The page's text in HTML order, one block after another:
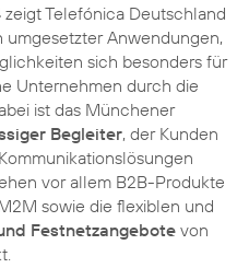
zeigt Telefónica Deutschland
Anwendungen,
sich besonders für
Unternehmen durch die
ist das Münchener
Begleiter, der Kunden
vor allem B2B-Produkte
sowie die flexiblen und
Festnetzangebote von